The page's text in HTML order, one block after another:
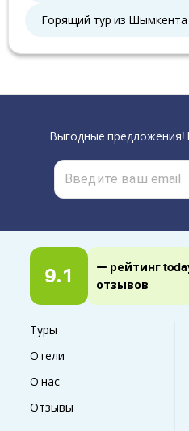
Горящий тур из Шымкента
9.1
— рейтинг
отзывов
Туры
Отели
О нас
Отзывы
Выгодные предложения!